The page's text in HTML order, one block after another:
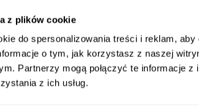
z plików cookie
do spersonalizowania treści i reklam,
o tym, jak korzystasz z naszej
Partnerzy mogą połączyć te informacje
z ich usług.